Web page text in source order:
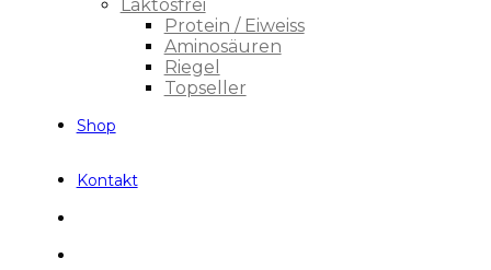
Laktosfrei
Protein / Eiweiss
Aminosäuren
Riegel
Topseller
Shop
Kontakt